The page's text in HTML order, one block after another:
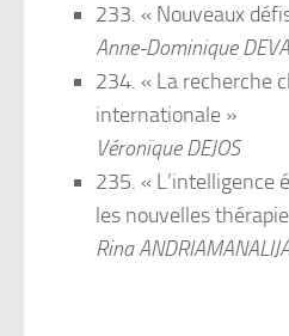
233. « Nouveaux
Anne-Dominique
234. « La recherche
internationale »
Véronique DEJOS
235. « L’intelligence
les nouvelles
Rina